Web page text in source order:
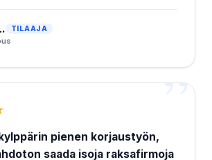
TILAAJA
pienen korjaustyön,
saada isoja raksafirmoja